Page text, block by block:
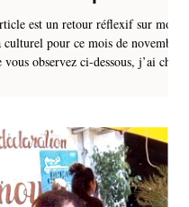
est un retour réflexif sur mon
culturel pour ce mois de novembre.
observez ci-dessous, j’ai choisi